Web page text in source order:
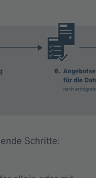
Schritte: